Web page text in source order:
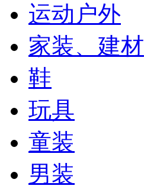
运动户外
家装、建材
鞋
玩具
童装
男装